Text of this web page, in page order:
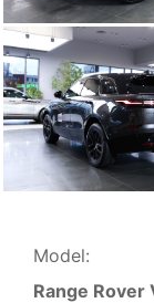
Model:
Range Rover